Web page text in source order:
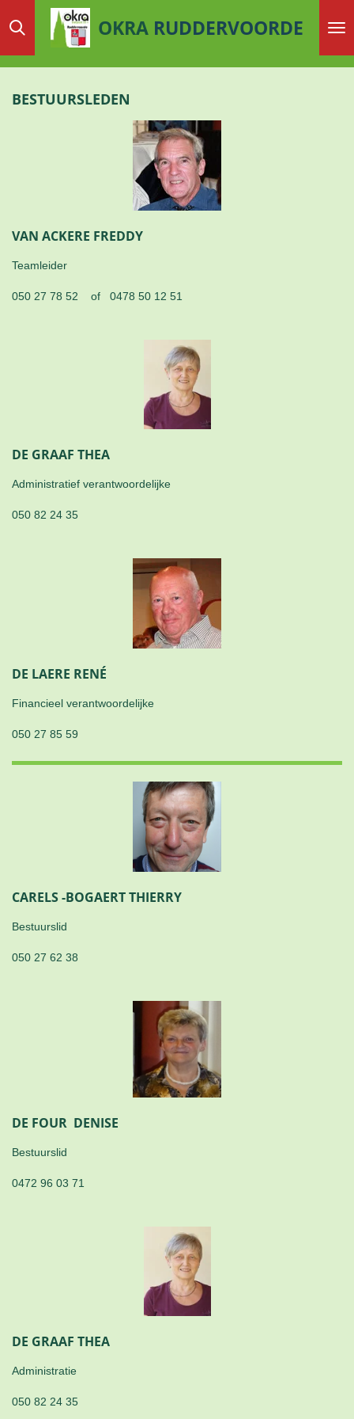
direct
naar
hoofdinhoud
OKRA RUDDERVOORDE
BESTUURSLEDEN
VAN ACKERE FREDDY
Teamleider
050 27 78 52 of 0478 50 12 51
DE GRAAF THEA
Administratief verantwoordelijke
050 82 24 35
DE LAERE RENÉ
Financieel verantwoordelijke
050 27 85 59
CARELS -BOGAERT THIERRY
Bestuurslid
050 27 62 38
DE FOUR DENISE
Bestuurslid
0472 96 03 71
DE GRAAF THEA
Administratie
050 82 24 35